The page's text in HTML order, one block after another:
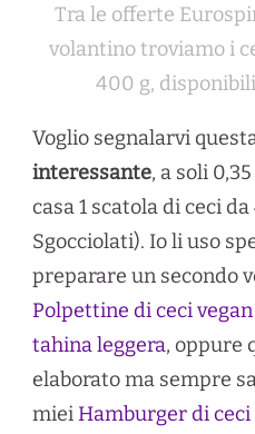
Tra le offerte
volantino troviamo i
400 g,
Voglio segnalarvi
interessante, a soli
casa 1 scatola di ceci
Sgocciolati). Io li uso
preparare un secondo
Polpettine di ceci
tahina leggera, oppure
elaborato ma sempre
mieiHamburger di